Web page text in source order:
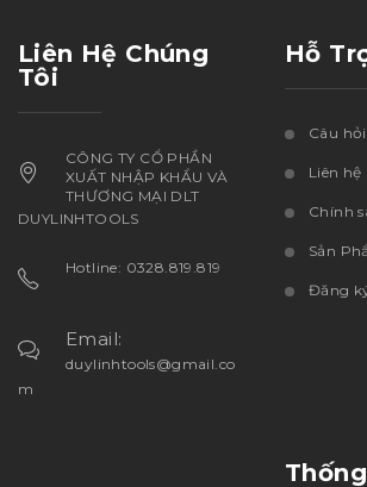
Liên Hệ Chúng
Tôi
CÔNG TY CỔ PHẦN
XUẤT NHẬP KHẨU VÀ
THƯƠNG MẠI DLT
DUYLINHTOOLS
Hotline: 0328.819.819
Email:
duylinhtools@gmail.co
m
Hỗ
Câu
Liên hệ
Chính
Sản
Đăng